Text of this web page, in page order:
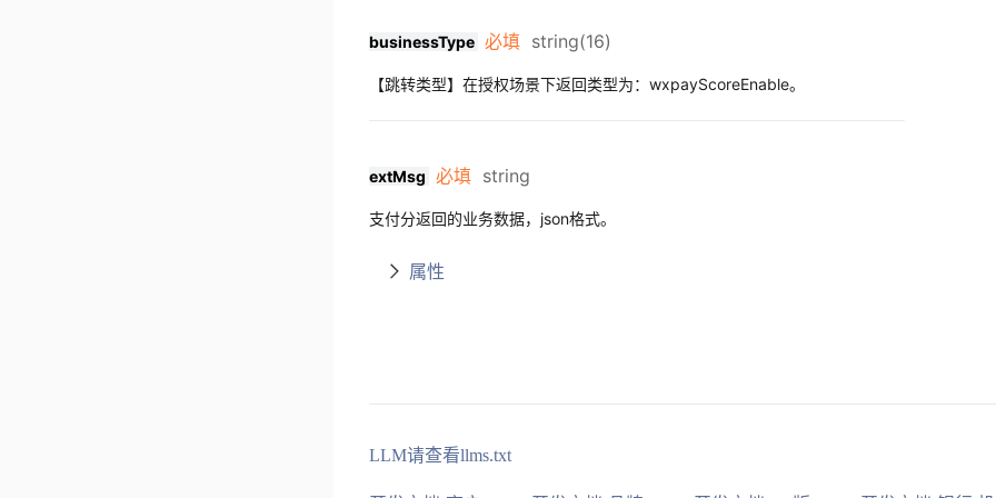
businessType 必填 string(16)
【跳转类型】在授权场景下返回类型为：wxpayScoreEnable。
extMsg 必填 string
支付分返回的业务数据，json格式。
属性
LLM请查看llms.txt